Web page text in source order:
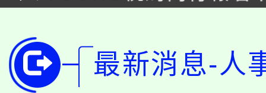
8月14至27日，桃園電
開!
115年桃園市運動會8/
田徑場及游泳池舉行。
桃園市低收入戶享有免
最新消息-人